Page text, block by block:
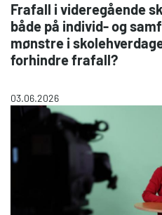
Frafall i videregående
både på individ- og
mønstre i
forhindre frafall?
03.06.2026